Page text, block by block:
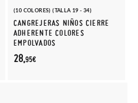
(10 COLORES) (TALLA 19 - 34)
CANGREJERAS NIÑOS CIERRE
ADHERENTE COLORES
EMPOLVADOS
28,95€